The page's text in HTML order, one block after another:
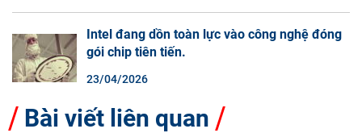
Intel đang dồn toàn lực vào công nghệ đóng
gói chip tiên tiến.
23/04/2026
Bài viết liên quan